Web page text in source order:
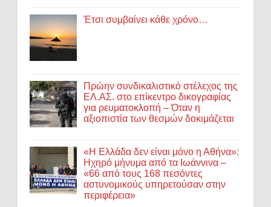
Έτσι συμβαίνει κάθε χρόνο…
Πρώην συνδικαλιστικό στέλεχος της
ΕΛ.ΑΣ. στο επίκεντρο δικογραφίας
για ρευματοκλοπή – Όταν η
αξιοπιστία των θεσμών δοκιμάζεται
«Η Ελλάδα δεν είναι μόνο η Αθήνα»:
Ηχηρό μήνυμα από τα Ιωάννινα –
«66 από τους 168 πεσόντες
αστυνομικούς υπηρετούσαν στην
περιφέρεια»